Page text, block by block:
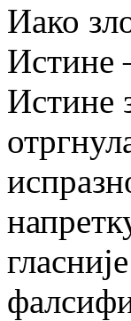
Иако
Истине
Истине